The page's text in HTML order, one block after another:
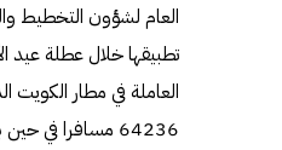
العام لشؤون التخطيط
تطبيقها خلال عطلة